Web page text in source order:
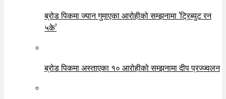
ब्रोड पिकमा ज्यान गुमाएका आरोहीको सम्झनामा ‘ट्रिब्युट रन
५के’
ब्रोड पिकमा अस्ताएका १० आरोहीको सम्झनामा दीप प्रज्ज्वलन